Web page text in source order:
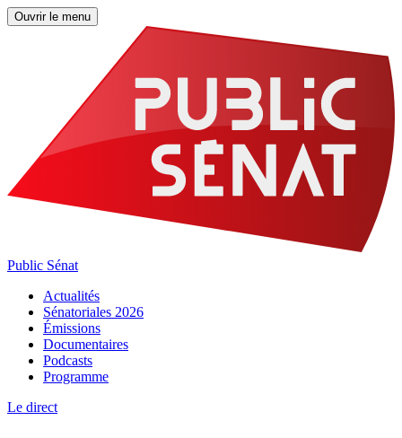
Ouvrir le menu
Public Sénat
Actualités
Sénatoriales 2026
Émissions
Documentaires
Podcasts
Programme
Le direct